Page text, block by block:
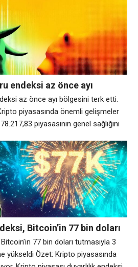
devam ediyor.
endeksi az önce ayı
bir uyarı var.
az önce ayı bölgesini terk etti.
piyasasında önemli gelişmeler
piyasasının genel sağlığını
nötr bir sinyal verdi ve bu da ayı
sinyalini verdi. Ancak
Bitcoin’in 77 bin doları
yüksek seviyesine yükseldi
77 bin doları tutmasıyla 3
yükseldi Özet: Kripto piyasasında